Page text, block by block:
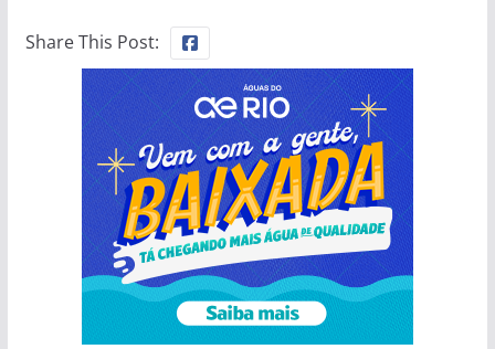
Share This Post: